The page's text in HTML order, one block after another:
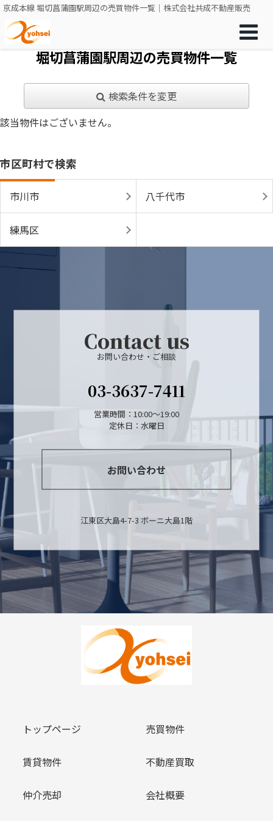
京成本線 堀切菖蒲園駅周辺の売買物件一覧｜株式会社共成不動産販売
堀切菖蒲園駅周辺の売買物件一覧
検索条件を変更
該当物件はございません。
市区町村で検索
市川市 八千代市
練馬区
Contact us
お問い合わせ・ご相談
03-3637-7411
営業時間：10:00～19:00
定休日：水曜日
お問い合わせ
江東区大島4-7-3 ボーニ大島1階
トップページ 売買物件
賃貸物件 不動産買取
仲介売却 会社概要